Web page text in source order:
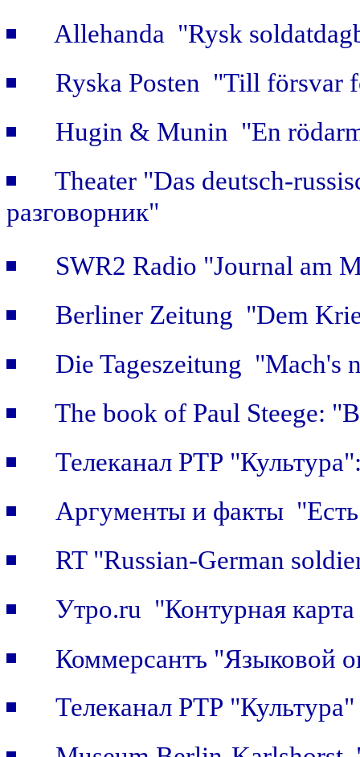
Allehanda "Rysk
Ryska Posten "Till försvar
Hugin & Munin "En
Theater "Das deutsch-
разговорник"
SWR2 Radio "Journal am
Berliner Zeitung "Dem
Die Tageszeitung "Mach's
The book of Paul Steege:
Телеканал РТР
Аргументы и факты
RT "Russian-German
Утро.ru "Контурная
Коммерсантъ "Языковой
Телеканал РТР